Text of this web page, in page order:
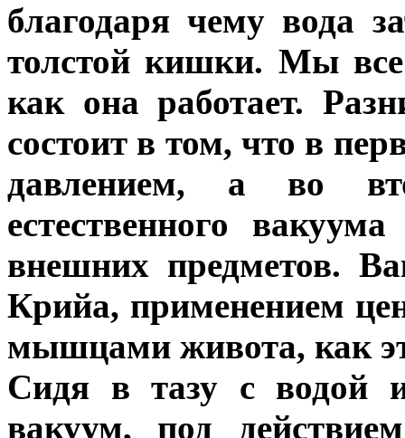
благодаря чему вода
толстой кишки. Мы
как она работает.
состоит в том, что в
давлением, а во
естественного
внешних предметов.
Крийа, применением
мышцами живота, как
Сидя в тазу с водой
вакуум, под